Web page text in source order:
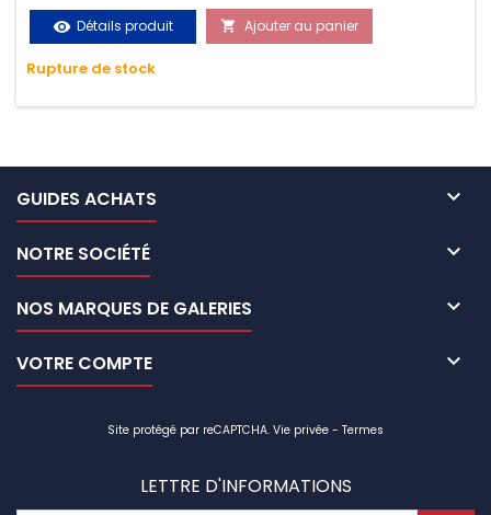
vos chargements pendant le transport. Matière polyester
très résistante aux UV et aux variations de températures,
n'absorbe pas l'eau.
visibility Détails produit  Ajouter au panier
Rupture de stock
GUIDES ACHATS 
NOTRE SOCIÉTÉ 
NOS MARQUES DE GALERIES 
VOTRE COMPTE 
Site protégé par reCAPTCHA. Vie privée - Termes
LETTRE D'INFORMATIONS